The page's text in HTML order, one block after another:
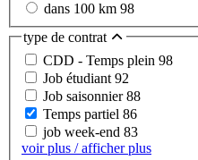
dans 100 km 98
type de contrat
CDD - Temps plein 98
Job étudiant 92
Job saisonnier88
Temps partiel 86
job week-end 83
voir plus / afficher plus